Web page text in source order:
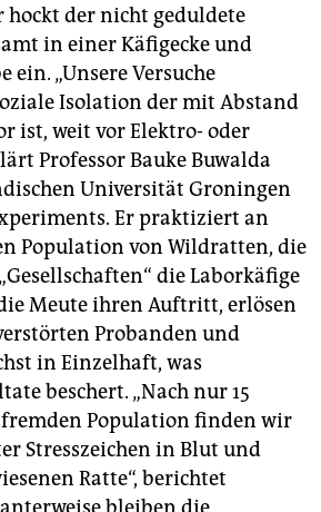
der nicht geduldete
in einer Käfigecke und
ein. „Unsere Versuche
Isolation der mit Abstand
ist, weit vor Elektro- oder
Professor Bauke Buwalda
Universität Groningen
Er praktiziert an
Population von Wildratten, die
die Laborkäfige
Meute ihren Auftritt, erlösen
Probanden und
in Einzelhaft, was
beschert. „Nach nur 15
Population finden wir
Stresszeichen in Blut und
Ratte“, berichtet